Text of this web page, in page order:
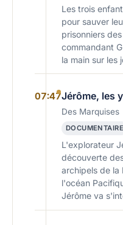
Les trois
pour sauver
prisonniers
commandant
la main sur les
07:47Jérôme, les
Des Marquises
DOCUMENTAIRE
L'explorateur
découverte
archipels de la
l'océan
Jérôme va